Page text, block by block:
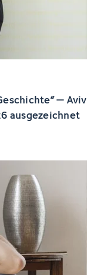
– Aviv
ausgezeichnet